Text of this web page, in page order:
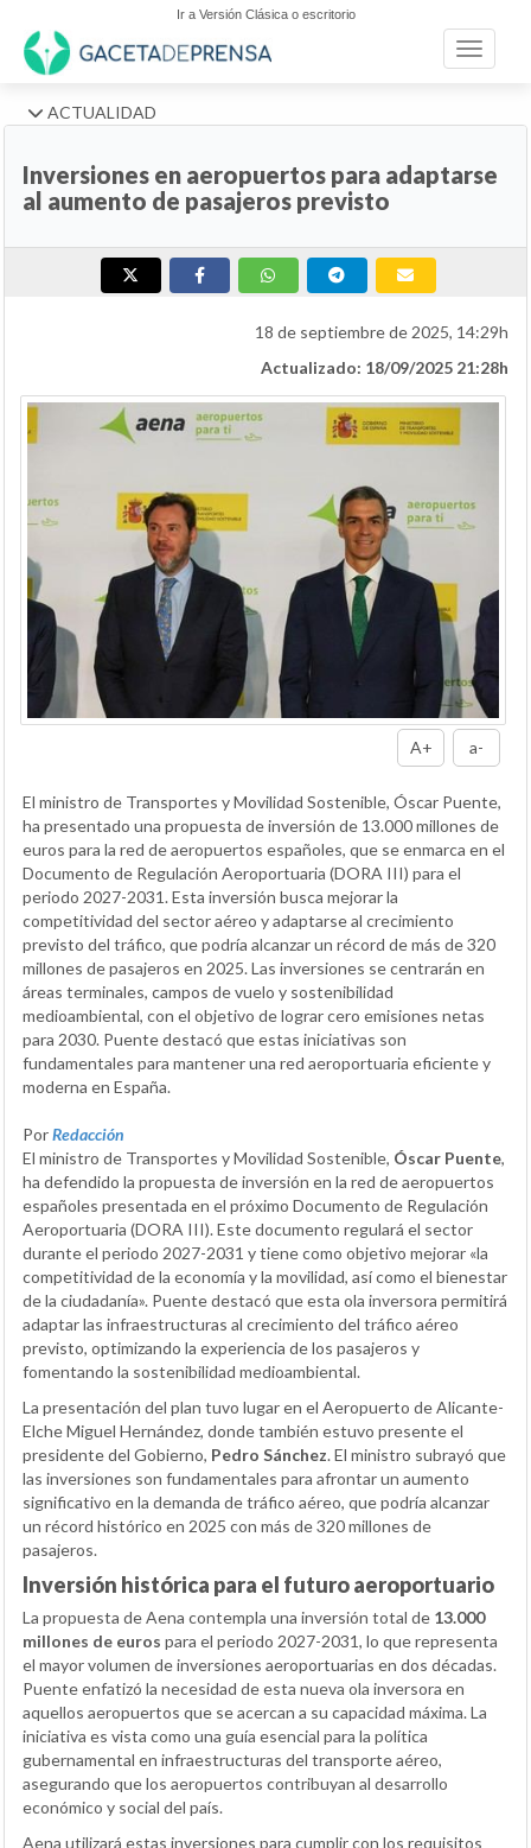
Ir a Versión Clásica o escritorio
Toggle
ACTUALIDAD
Inversiones en aeropuertos para adaptarse
al aumento de pasajeros previsto
18 de septiembre de 2025, 14:29h
Actualizado: 18/09/2025 21:28h
A+ a-
El ministro de Transportes y Movilidad Sostenible, Óscar Puente,
ha presentado una propuesta de inversión de 13.000 millones de
euros para la red de aeropuertos españoles, que se enmarca en el
Documento de Regulación Aeroportuaria (DORA III) para el
periodo 2027-2031. Esta inversión busca mejorar la
competitividad del sector aéreo y adaptarse al crecimiento
previsto del tráfico, que podría alcanzar un récord de más de 320
millones de pasajeros en 2025. Las inversiones se centrarán en
áreas terminales, campos de vuelo y sostenibilidad
medioambiental, con el objetivo de lograr cero emisiones netas
para 2030. Puente destacó que estas iniciativas son
fundamentales para mantener una red aeroportuaria eficiente y
moderna en España.
PorRedacción
El ministro de Transportes y Movilidad Sostenible, Óscar Puente,
ha defendido la propuesta de inversión en la red de aeropuertos
españoles presentada en el próximo Documento de Regulación
Aeroportuaria (DORA III). Este documento regulará el sector
durante el periodo 2027-2031 y tiene como objetivo mejorar «la
competitividad de la economía y la movilidad, así como el bienestar
de la ciudadanía». Puente destacó que esta ola inversora permitirá
adaptar las infraestructuras al crecimiento del tráfico aéreo
previsto, optimizando la experiencia de los pasajeros y
fomentando la sostenibilidad medioambiental.
La presentación del plan tuvo lugar en el Aeropuerto de Alicante-
Elche Miguel Hernández, donde también estuvo presente el
presidente del Gobierno, Pedro Sánchez. El ministro subrayó que
las inversiones son fundamentales para afrontar un aumento
significativo en la demanda de tráfico aéreo, que podría alcanzar
un récord histórico en 2025 con más de 320 millones de
pasajeros.
Inversión histórica para el futuro aeroportuario
La propuesta de Aena contempla una inversión total de 13.000
millones de euros para el periodo 2027-2031, lo que representa
el mayor volumen de inversiones aeroportuarias en dos décadas.
Puente enfatizó la necesidad de esta nueva ola inversora en
aquellos aeropuertos que se acercan a su capacidad máxima. La
iniciativa es vista como una guía esencial para la política
gubernamental en infraestructuras del transporte aéreo,
asegurando que los aeropuertos contribuyan al desarrollo
económico y social del país.
Aena utilizará estas inversiones para cumplir con los requisitos